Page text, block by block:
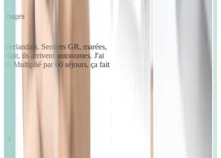
Sentiers GR, marées,
ils arrivent autonomes. J'ai
Multiplié par 60 séjours, ça fait